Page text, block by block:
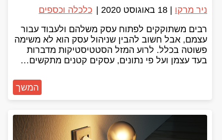
ניר מרקו 18 באוגוסט 2020
כלכלה וכספים
רבים משתוקקים לפתוח עסק משלהם ולעבוד עבור
עצמם, אבל חשוב להבין שניהול עסק הוא לא משימה
פשוטה בכלל. לרוע המזל הסטטיסטיקות מדברות
בעד עצמן ועל פי נתונים, עסקים קטנים מתקשים…
המשך